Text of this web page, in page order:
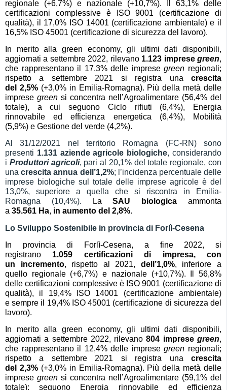
regionale (+6,7%) e nazionale (+10,7%). Il 63,1% delle
certificazioni complessive èISO 9001 (certificazione di
qualità), il 17,0% ISO 14001 (certificazione ambientale) e il
16,5% ISO 45001 (certificazione di sicurezza del lavoro).
In merito alla green economy, gli ultimi dati disponibili,
aggiornati a settembre 2022, rilevano 1.123 impresegreen,
che rappresentano il 17,3% delle impresegreen regionali;
rispetto a settembre2021 si registra unacrescita
del 2,5%(+3,0% in Emilia-Romagna). Più della metà delle
imprese green si concentra nell’Agroalimentare (56,4% del
totale), a cui seguono Ciclo rifiuti (6,4%), Energia
rinnovabile ed efficienza energetica (6,4%), Mobilità
(5,9%) e Gestione del verde (4,2%).
Al 31/12/2021 nel territorio Romagna (FC-RN) sono
presenti 1.131aziende agricole biologiche, considerando
i Produttori agricoli, pari al 20,1% del totale regionale, con
unacrescita annua dell’1,2%; l’incidenza percentuale delle
imprese biologiche sul totale delle imprese agricole è del
13,0%, superiore a quella che si riscontra in Emilia-
Romagna (10,4%).
LaSAU biologica ammonta
a 35.561 Ha, in aumento del 2,8%.
Lo Sviluppo Sostenibile in provincia di Forlì-Cesena
In provincia di
Forlì-Cesena, a fine 2022, si
registrano 1.059 certificazioni di impresa, con
un incremento, rispetto al 2021, dell’1,0%, inferiore a
quello regionale (+6,7%) e nazionale (+10,7%). Il 56,8%
delle certificazioni complessive èISO 9001 (certificazione di
qualità), il 19,4% ISO 14001 (certificazione ambientale)
esempre il 19,4% ISO 45001 (certificazione di sicurezza del
lavoro).
In merito alla green economy, gli ultimi dati disponibili,
aggiornati a settembre 2022, rilevano804 impresegreen,
che rappresentano il 12,4% delle impresegreen regionali;
rispetto a settembre2021 si registra unacrescita
del 2,3% (+3,0% in Emilia-Romagna). Più della metà delle
imprese green si concentra nell’Agroalimentare (59,1% del
totale); seguono Energia rinnovabile ed efficienza